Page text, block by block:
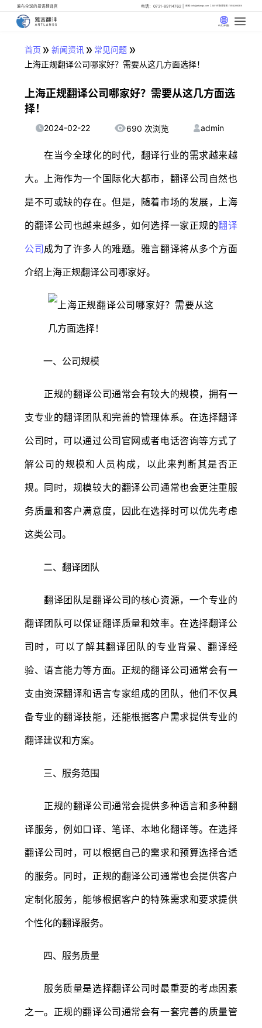
遍布全球的母语翻译官 电话：0731-85114762 邮箱: info@artlangs.com 24小时翻译管家: 18142666316
中文 (中国)
首页 » 新闻资讯» 常见问题 »
上海正规翻译公司哪家好？需要从这几方面选择！
上海正规翻译公司哪家好？需要从这几方面选
择！
2024-02-22 690 次浏览 admin
在当今全球化的时代，翻译行业的需求越来越
大。上海作为一个国际化大都市，翻译公司自然也
是不可或缺的存在。但是，随着市场的发展，上海
的翻译公司也越来越多，如何选择一家正规的翻译
公司成为了许多人的难题。雅言翻译将从多个方面
介绍上海正规翻译公司哪家好。
一、公司规模
正规的翻译公司通常会有较大的规模，拥有一
支专业的翻译团队和完善的管理体系。在选择翻译
公司时，可以通过公司官网或者电话咨询等方式了
解公司的规模和人员构成，以此来判断其是否正
规。同时，规模较大的翻译公司通常也会更注重服
务质量和客户满意度，因此在选择时可以优先考虑
这类公司。
二、翻译团队
翻译团队是翻译公司的核心资源，一个专业的
翻译团队可以保证翻译质量和效率。在选择翻译公
司时，可以了解其翻译团队的专业背景、翻译经
验、语言能力等方面。正规的翻译公司通常会有一
支由资深翻译和语言专家组成的团队，他们不仅具
备专业的翻译技能，还能根据客户需求提供专业的
翻译建议和方案。
三、服务范围
正规的翻译公司通常会提供多种语言和多种翻
译服务，例如口译、笔译、本地化翻译等。在选择
翻译公司时，可以根据自己的需求和预算选择合适
的服务。同时，正规的翻译公司通常也会提供客户
定制化服务，能够根据客户的特殊需求和要求提供
个性化的翻译服务。
四、服务质量
服务质量是选择翻译公司时最重要的考虑因素
之一。正规的翻译公司通常会有一套完善的质量管